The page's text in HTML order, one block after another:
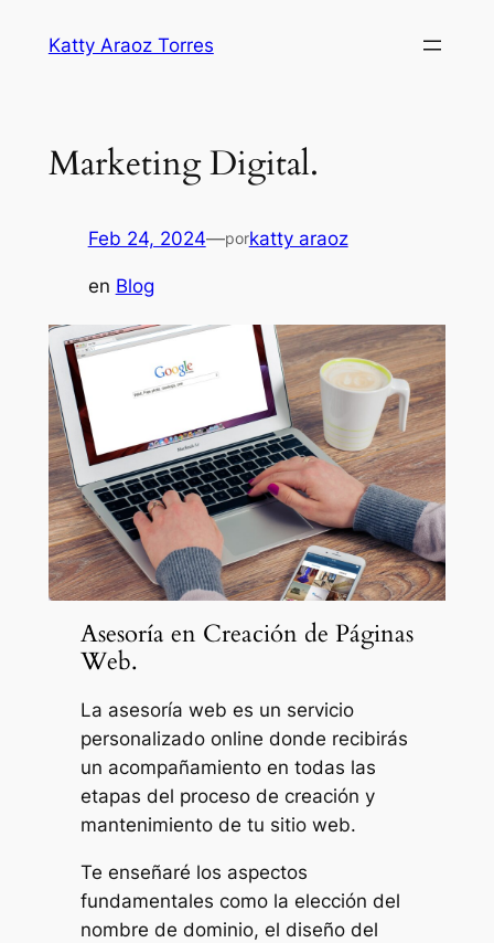
Katty Araoz Torres
Marketing Digital.
Feb 24, 2024—porkatty araoz
en Blog
Asesoría en Creación de Páginas
Web.
La asesoría web es un servicio
personalizado online donde recibirás
un acompañamiento en todas las
etapas del proceso de creación y
mantenimiento de tu sitio web.
Te enseñaré los aspectos
fundamentales como la elección del
nombre de dominio, el diseño del